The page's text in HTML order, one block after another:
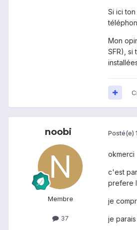
Si ici
Mon
SFR), si
noobi
Membre
37
Posté(e)
okmerci
c'est
prefere
je
je